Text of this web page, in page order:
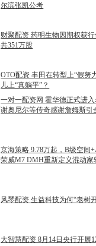
尔滨张凯公考
财聚配资 药明生物因期权获
共351万股
OTO配资 丰田在转型上“假努
儿上“真躺平”？
一对一配资网 霍华德正式进
谢奥尼尔等传奇感谢詹姆斯引
京海策略 9.78万起，B级空间
荣威M7 DMH重新定义混动家
风琴配资 生益科技为何“老树
大智慧配资 8月14日央行开展